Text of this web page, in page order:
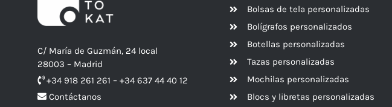
C/ María de Guzmán, 24 local
28003 – Madrid
+34 918 261 261 – +34 637 44 40 12
Contáctanos
Bolsas de tela personalizadas
Bolígrafos personalizados
Botellas personalizadas
Tazas personalizadas
Mochilas personalizadas
Blocs y libretas personalizadas